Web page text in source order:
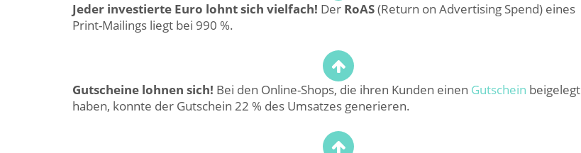
Jeder investierte Euro lohnt sich vielfach! Der RoAS(Return on Advertising Spend) eines
Print-Mailings liegt bei 990 %.
Gutscheine lohnen sich! Bei den Online-Shops, die ihren Kunden einen Gutschein beigelegt
haben, konnte der Gutschein 22 % des Umsatzes generieren.